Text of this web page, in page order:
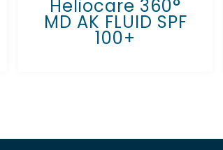
Heliocare 360°
MD AK FLUID SPF
100+